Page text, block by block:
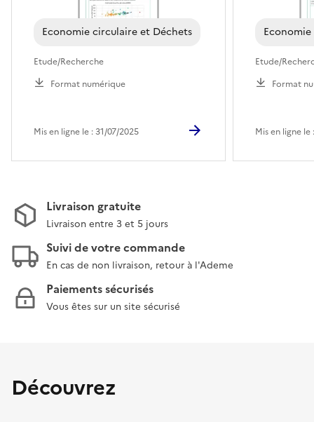
Economie circulaire et Déchets
Etude/Recherche
Format numérique
Mis en ligne le : 31/07/2025
Etude/
Format
Mis en ligne le
Livraison gratuite
Livraison entre 3 et 5 jours
Suivi de votre commande
En cas de non livraison, retour à l'Ademe
Paiements sécurisés
Vous êtes sur un site sécurisé
Découvrez